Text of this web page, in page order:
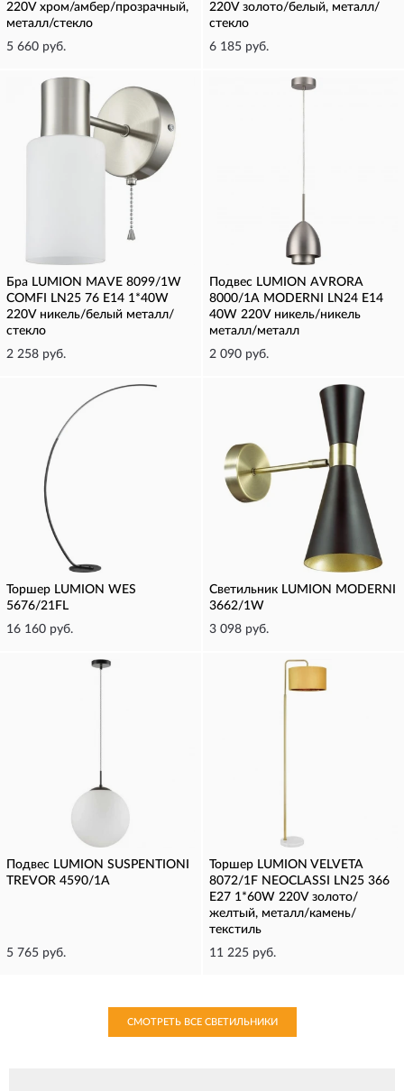
220V хром/амбер/прозрачный,
металл/стекло
5 660 руб.
220V золото/белый, металл/
стекло
6 185 руб.
Бра LUMION MAVE 8099/1W
COMFI LN25 76 Е14 1*40W
220V никель/белый металл/
стекло
2 258 руб.
Подвес LUMION AVRORA
8000/1A MODERNI LN24 Е14
40W 220V никель/никель
металл/металл
2 090 руб.
Торшер LUMION WES
5676/21FL
16 160 руб.
Светильник LUMION MODERNI
3662/1W
3 098 руб.
Подвес LUMION SUSPENTIONI
TREVOR 4590/1A
5 765 руб.
Торшер LUMION VELVETA
8072/1F NEOCLASSI LN25 366
E27 1*60W 220V золото/
желтый, металл/камень/
текстиль
11 225 руб.
СМОТРЕТЬ ВСЕ СВЕТИЛЬНИКИ